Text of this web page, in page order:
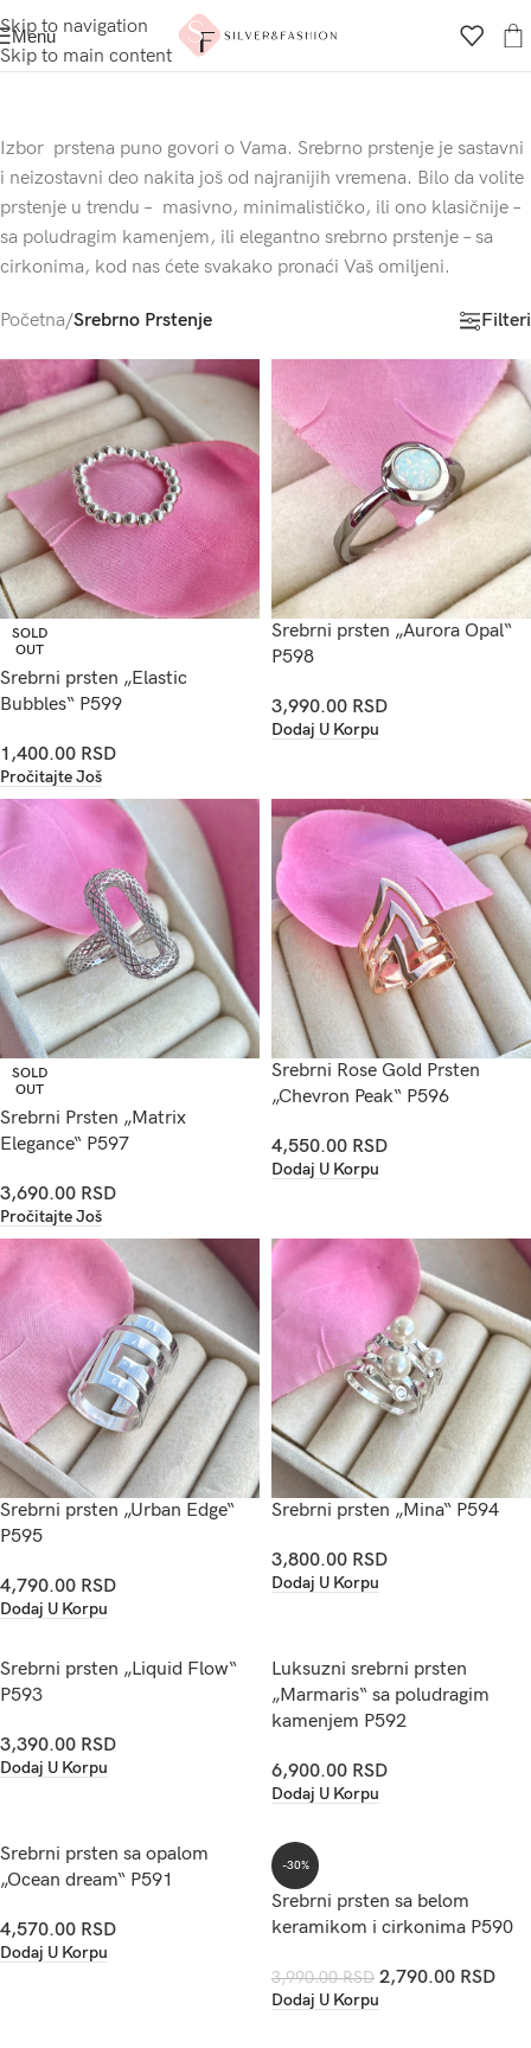
Skip to navigation
Skip to main content
Menu
Izbor prstena puno govori o Vama. Srebrno prstenje je sastavni
i neizostavni deo nakita još od najranijih vremena. Bilo da volite
prstenje u trendu – masivno, minimalističko, ili ono klasičnije –
sa poludragim kamenjem, ili elegantno srebrno prstenje – sa
cirkonima, kod nas ćete svakako pronaći Vaš omiljeni.
Početna/Srebrno Prstenje Filteri
SOLD
OUT
Srebrni prsten „Elastic
Bubbles“ P599
1,400.00 RSD
Pročitajte Još
Srebrni prsten „Aurora Opal“
P598
3,990.00 RSD
Dodaj U Korpu
SOLD
OUT
Srebrni Prsten „Matrix
Elegance“ P597
3,690.00 RSD
Pročitajte Još
Srebrni Rose Gold Prsten
„Chevron Peak“ P596
4,550.00 RSD
Dodaj U Korpu
Srebrni prsten „Urban Edge“
P595
4,790.00 RSD
Dodaj U Korpu
Srebrni prsten „Mina“ P594
3,800.00 RSD
Dodaj U Korpu
Srebrni prsten „Liquid Flow“
P593
3,390.00 RSD
Dodaj U Korpu
Luksuzni srebrni prsten
„Marmaris“ sa poludragim
kamenjem P592
6,900.00 RSD
Dodaj U Korpu
Srebrni prsten sa opalom
„Ocean dream“ P591
4,570.00 RSD
Dodaj U Korpu
-30%
Srebrni prsten sa belom
keramikom i cirkonima P590
3,990.00RSD 2,790.00 RSD
Dodaj U Korpu